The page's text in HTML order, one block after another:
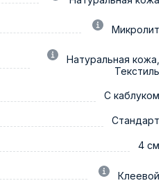
Микролит
Натуральная кожа,
Текстиль
С каблуком
Стандарт
4 см
Клеевой